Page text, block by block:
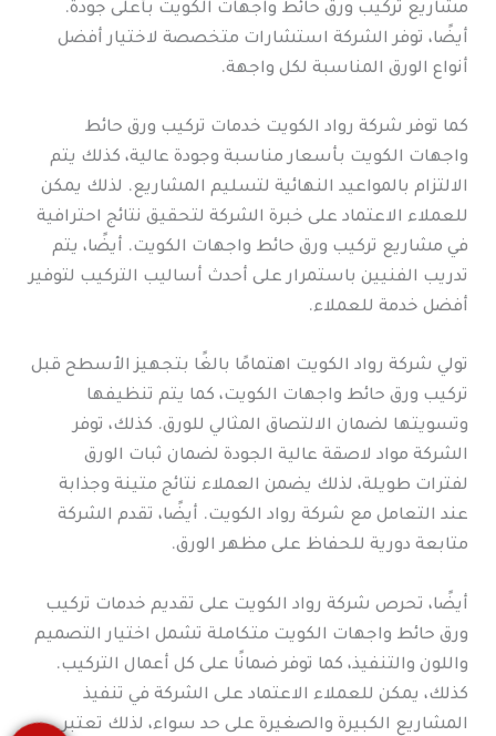
مشاريع تركيب ورق حائط واجهات الكويت بأعلى جودة.
أيضًا، توفر الشركة استشارات متخصصة لاختيار أفضل
أنواع الورق المناسبة لكل واجهة.
كما توفر شركة رواد الكويت خدمات تركيب ورق حائط
واجهات الكويت بأسعار مناسبة وجودة عالية، كذلك يتم
الالتزام بالمواعيد النهائية لتسليم المشاريع. لذلك يمكن
للعملاء الاعتماد على خبرة الشركة لتحقيق نتائج احترافية
في مشاريع تركيب ورق حائط واجهات الكويت. أيضًا، يتم
تدريب الفنيين باستمرار على أحدث أساليب التركيب لتوفير
أفضل خدمة للعملاء.
تولي شركة رواد الكويت اهتمامًا بالغًا بتجهيز الأسطح قبل
تركيب ورق حائط واجهات الكويت، كما يتم تنظيفها
وتسويتها لضمان الالتصاق المثالي للورق. كذلك، توفر
الشركة مواد لاصقة عالية الجودة لضمان ثبات الورق
لفترات طويلة، لذلك يضمن العملاء نتائج متينة وجذابة
عند التعامل مع شركة رواد الكويت. أيضًا، تقدم الشركة
متابعة دورية للحفاظ على مظهر الورق.
أيضًا، تحرص شركة رواد الكويت على تقديم خدمات تركيب
ورق حائط واجهات الكويت متكاملة تشمل اختيار التصميم
واللون والتنفيذ، كما توفر ضمانًا على كل أعمال التركيب.
كذلك، يمكن للعملاء الاعتماد على الشركة في تنفيذ
المشاريع الكبيرة والصغيرة على حد سواء، لذلك تعتبر